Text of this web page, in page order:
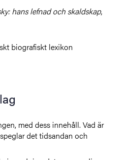
hans lefnad och skaldskap,
biografiskt lexikon
med dess innehåll. Vad är
det tidsandan och